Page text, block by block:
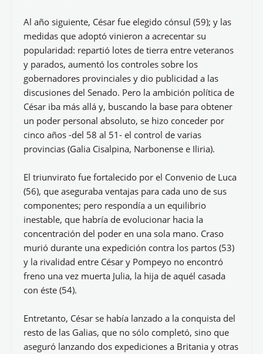
Al año siguiente, César fue elegido cónsul (59); y las
medidas que adoptó vinieron a acrecentar su
popularidad: repartió lotes de tierra entre veteranos
y parados, aumentó los controles sobre los
gobernadores provinciales y dio publicidad a las
discusiones del Senado. Pero la ambición política de
César iba más allá y, buscando la base para obtener
un poder personal absoluto, se hizo conceder por
cinco años -del 58 al 51- el control de varias
provincias (Galia Cisalpina, Narbonense e Iliria).
El triunvirato fue fortalecido por el Convenio de Luca
(56), que aseguraba ventajas para cada uno de sus
componentes; pero respondía a un equilibrio
inestable, que habría de evolucionar hacia la
concentración del poder en una sola mano. Craso
murió durante una expedición contra los partos (53)
y la rivalidad entre César y Pompeyo no encontró
freno una vez muerta Julia, la hija de aquél casada
con éste (54).
Entretanto, César se había lanzado a la conquista del
resto de las Galias, que no sólo completó, sino que
aseguró lanzando dos expediciones a Britania y otras